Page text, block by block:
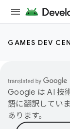
GAMES DEV
Google は AI 技
語に翻訳してい
あります。